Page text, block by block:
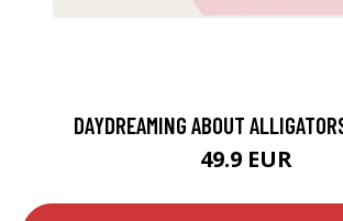
DAYDREAMING ABOUT
49.9 EUR